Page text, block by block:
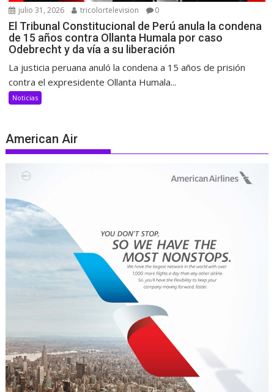
julio 31, 2026 tricolortelevision 0
El Tribunal Constitucional de Perú anula la condena
de 15 años contra Ollanta Humala por caso
Odebrecht y da vía a su liberación
La justicia peruana anuló la condena a 15 años de prisión
contra el expresidente Ollanta Humala...
Noticias
American Air